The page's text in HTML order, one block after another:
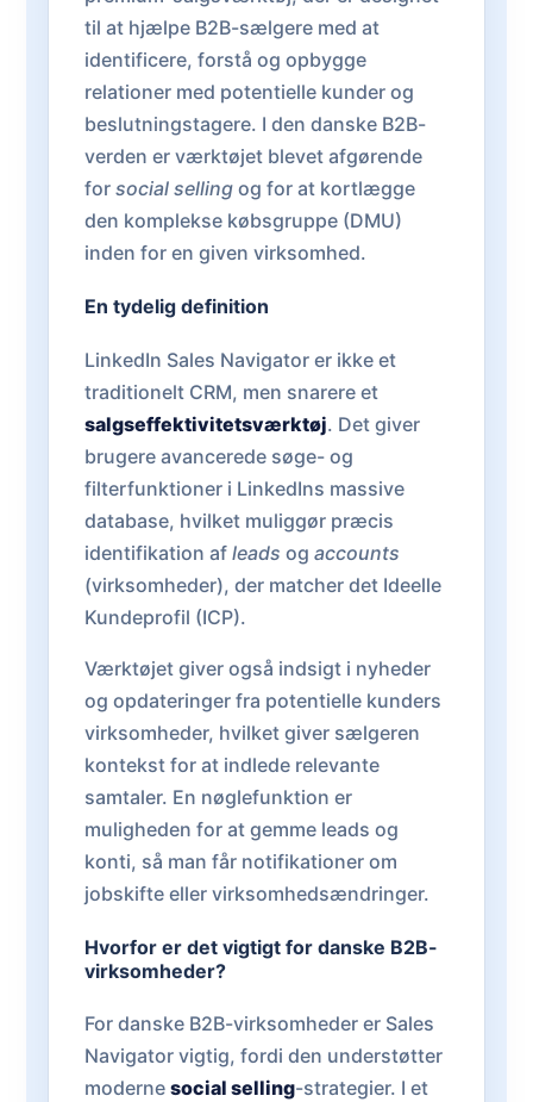
til at hjælpe B2B-sælgere med at
identificere, forstå og opbygge
relationer med potentielle kunder og
beslutningstagere. I den danske B2B-
verden er værktøjet blevet afgørende
for social selling og for at kortlægge
den komplekse købsgruppe (DMU)
inden for en given virksomhed.
En tydelig definition
LinkedIn Sales Navigator er ikke et
traditionelt CRM, men snarere et
salgseffektivitetsværktøj. Det giver
brugere avancerede søge- og
filterfunktioner i LinkedIns massive
database, hvilket muliggør præcis
identifikation af leads og accounts
(virksomheder), der matcher det Ideelle
Kundeprofil (ICP).
Værktøjet giver også indsigt i nyheder
og opdateringer fra potentielle kunders
virksomheder, hvilket giver sælgeren
kontekst for at indlede relevante
samtaler. En nøglefunktion er
muligheden for at gemme leads og
konti, så man får notifikationer om
jobskifte eller virksomhedsændringer.
Hvorfor er det vigtigt for danske B2B-
virksomheder?
For danske B2B-virksomheder er Sales
Navigator vigtig, fordi den understøtter
moderne social selling-strategier. I et